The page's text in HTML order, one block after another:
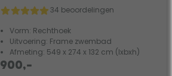
34 beoordelingen
Vorm: Rechthoek
Uitvoering: Frame zwembad
Afmeting: 549 x 274 x 132 cm (lxbxh)
900,-